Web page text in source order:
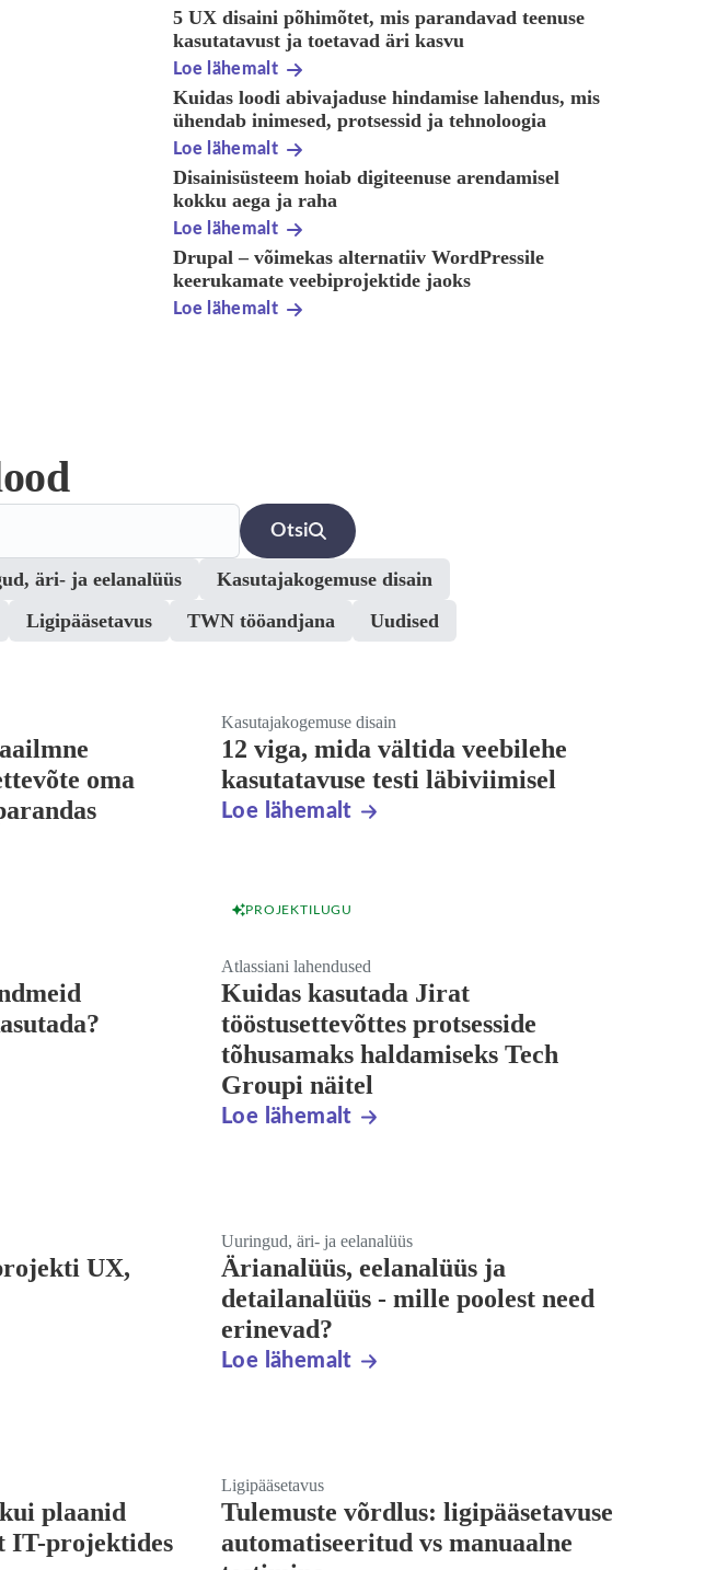
5 UX disaini põhimõtet, mis parandavad teenuse
kasutatavust ja toetavad äri kasvu
Loe lähemalt
Kuidas loodi abivajaduse hindamise lahendus, mis
ühendab inimesed, protsessid ja tehnoloogia
Loe lähemalt
Disainisüsteem hoiab digiteenuse arendamisel
kokku aega ja raha
Loe lähemalt
Drupal – võimekas alternatiiv WordPressile
keerukamate veebiprojektide jaoks
Loe lähemalt
Otsi
äri- ja eelanalüüs
Kasutajakogemuse disain
Ligipääsetavus TWN tööandjana Uudised
oma
Kasutajakogemuse disain
12 viga, mida vältida veebilehe
kasutatavuse testi läbiviimisel
Loe lähemalt
PROJEKTILUGU
Atlassiani lahendused
Kuidas kasutada Jirat
tööstusettevõttes protsesside
tõhusamaks haldamiseks Tech
Groupi näitel
Loe lähemalt
UX,
Uuringud, äri- ja eelanalüüs
Ärianalüüs, eelanalüüs ja
detailanalüüs - mille poolest need
erinevad?
Loe lähemalt
plaanid
IT-projektides
Ligipääsetavus
Tulemuste võrdlus: ligipääsetavuse
automatiseeritud vs manuaalne